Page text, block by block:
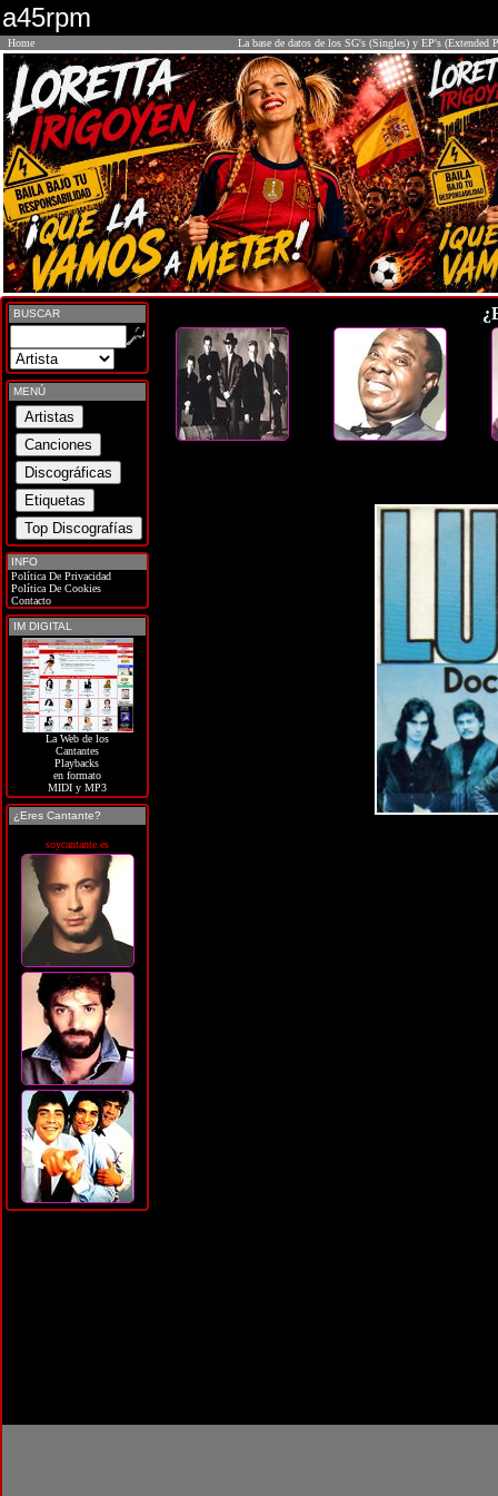
a45rpm
Home La base de datos de los SG's (Singles) y EP's (Extended
BUSCAR
MENÚ
INFO
Política De Privacidad
Política De Cookies
Contacto
IM DIGITAL
La Web de los
Cantantes
Playbacks
en formato
MIDI y MP3
¿Eres Cantante?
soycantante.es